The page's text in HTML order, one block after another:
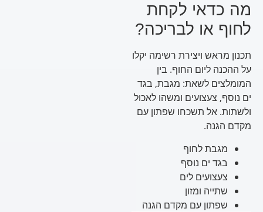
מה כדאי לקחת
לחוף או לבריכה?
תכנון מראש ויצירת רשימה יקלו
על ההכנה ליום החוף. בין
המומלצים לשאת: מגבת, בגד
ים נוסף, צעצועים ומשהו לאכול
ולשתות. אל תשכחו שפתון עם
מקדם הגנה.
מגבת לחוף
בגד ים נוסף
צעצועים לים
שתייה ומזון
שפתון עם מקדם הגנה